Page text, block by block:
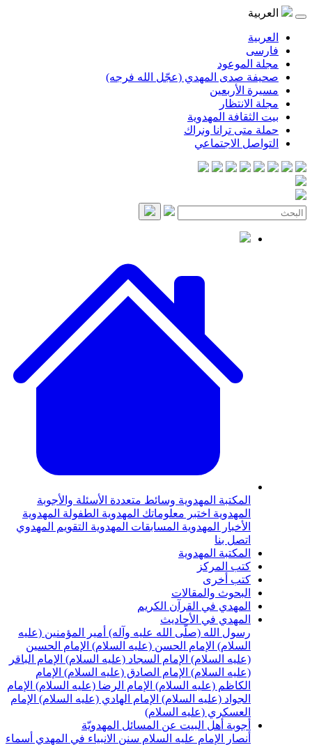
المهدي (عجّل الله فرجه)
المهدوية
ترانا ونراك
الاجتماعي
المهدويةوسائط متعددةالأسئلة والأجوبة
اختبر معلوماتك المهدويةالطفولة المهدوية
المهدويةالمسابقات المهدويةالتقويم المهدوي
المهدوية
والمقالات
في القرآن الكريم
في الأحاديث
الله (صلّى الله عليه وآله) أمير المؤمنين (عليه
الإمام الحسن (عليه السلام) الإمام الحسين
الإمام السجاد (عليه السلام) الإمام الباقر
الإمام الصادق (عليه السلام) الإمام
(عليه السلام) الإمام الرضا (عليه السلام) الإمام
(عليه السلام) الإمام الهادي (عليه السلام) الإمام
(عليه السلام)
أهل البيت عن المسائل المهدويّة
الإمام عليه السلامسنن الانبياء في المهديأسماء